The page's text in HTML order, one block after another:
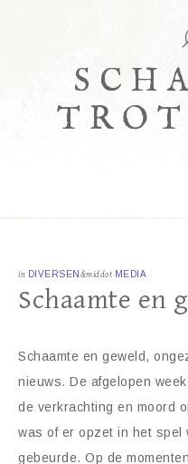
in DIVERSEN &middot MEDIA
Schaamte en
Schaamte en geweld,
nieuws. De afgelopen
de verkrachting en moord
was of er opzet in het spel
gebeurde. Op de